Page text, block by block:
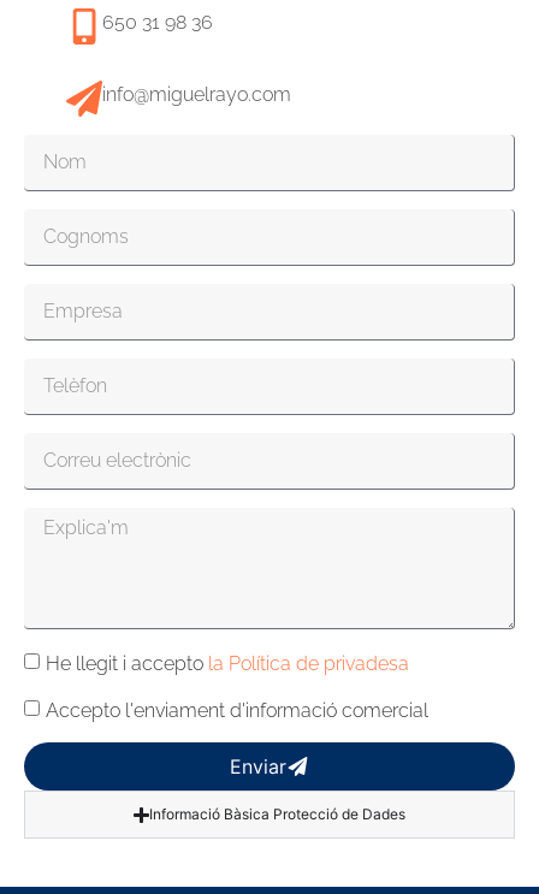
650 31 98 36
info@miguelrayo.com
He llegit i accepto la Política de privadesa
Accepto l'enviament d'informació comercial
Enviar
Informació Bàsica Protecció de Dades